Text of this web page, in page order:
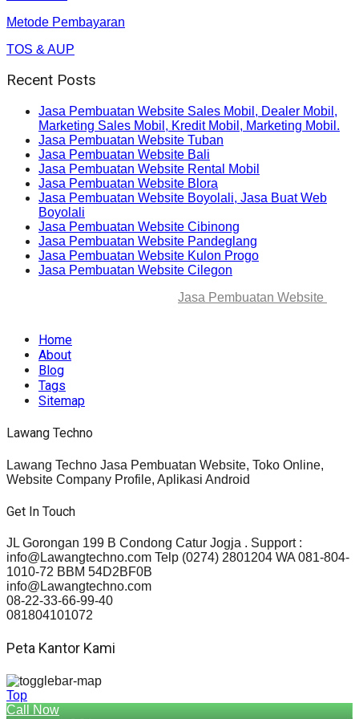
Metode Pembayaran
TOS & AUP
Recent Posts
Jasa Pembuatan Website Sales Mobil, Dealer Mobil,
Marketing Sales Mobil, Kredit Mobil, Marketing Mobil.
Jasa Pembuatan Website Tuban
Jasa Pembuatan Website Bali
Jasa Pembuatan Website Rental Mobil
Jasa Pembuatan Website Blora
Jasa Pembuatan Website Boyolali, Jasa Buat Web
Boyolali
Jasa Pembuatan Website Cibinong
Jasa Pembuatan Website Pandeglang
Jasa Pembuatan Website Kulon Progo
Jasa Pembuatan Website Cilegon
Jasa Pembuatan Website
Home
About
Blog
Tags
Sitemap
Lawang Techno
Lawang Techno Jasa Pembuatan Website, Toko Online,
Website Company Profile, Aplikasi Android
Get In Touch
JL Gorongan 199 B Condong Catur Jogja . Support :
info@Lawangtechno.com Telp (0274) 2801204 WA 081-804-
1010-72 BBM 54D2BF0B
info@Lawangtechno.com
08-22-33-66-99-40
081804101072
Peta Kantor Kami
Top
Call Now